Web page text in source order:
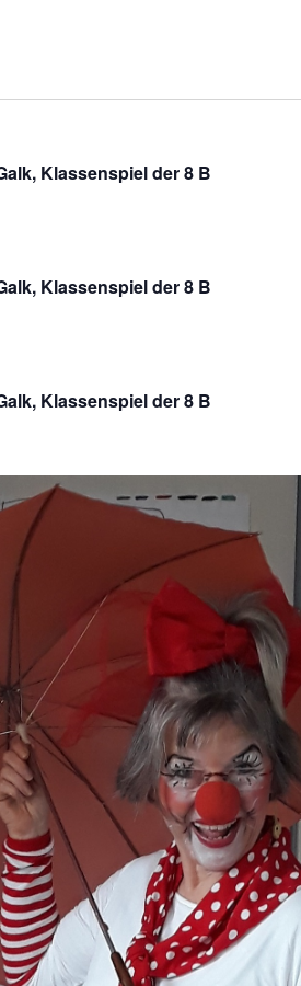
Klassenspiel der 8 B
Klassenspiel der 8 B
Klassenspiel der 8 B